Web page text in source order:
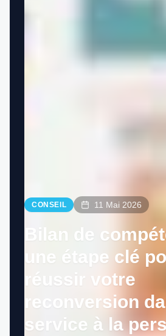
CONSEIL 11 Mai 2026
Bilan de
une étape clé
réussir votre
reconversion
service à la